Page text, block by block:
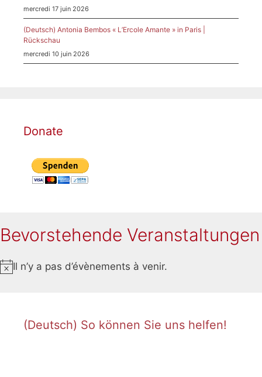
mercredi 17 juin 2026
(Deutsch) Antonia Bembos « L’Ercole Amante » in Paris |
Rückschau
mercredi 10 juin 2026
Donate
Bevorstehende Veranstaltungen
N
Il n’y a pas d’évènements à venir.
(Deutsch) So können Sie uns helfen!